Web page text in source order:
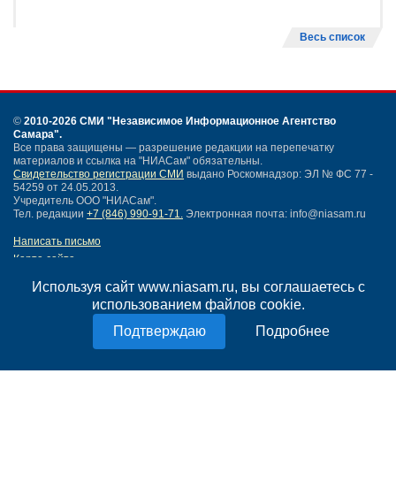
Используя сайт www.niasam.ru, вы соглашаетесь с
использованием файлов cookie.
Подробнее
Весь список
© 2010-2026 СМИ "Независимое Информационное Агентство
Самара".
Все права защищены — разрешение редакции на перепечатку
материалов и ссылка на "НИАСам" обязательны.
Свидетельство регистрации СМИ выдано Роскомнадзор: ЭЛ № ФС 77 -
54259 от 24.05.2013.
Учредитель ООО "НИАСам".
Тел. редакции +7 (846) 990-91-71. Электронная почта: info@niasam.ru
Написать письмо
Карта сайта
Политика конфиденциальности
Согласие на обработку персональных данных